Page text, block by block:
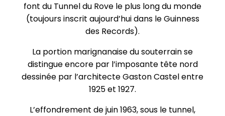
font du Tunnel du Rove le plus long du monde
(toujours inscrit aujourd’hui dans le Guinness
des Records).
La portion marignanaise du souterrain se
distingue encore par l’imposante tête nord
dessinée par l’architecte Gaston Castel entre
1925 et 1927.
L’effondrement de juin 1963, sous le tunnel,